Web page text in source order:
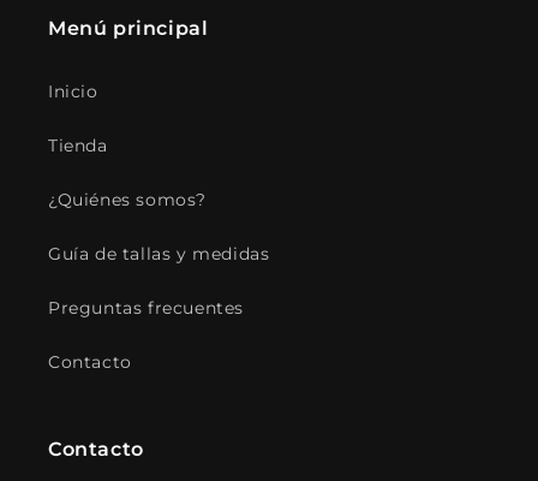
Menú principal
Inicio
Tienda
¿Quiénes somos?
Guía de tallas y medidas
Preguntas frecuentes
Contacto
Contacto